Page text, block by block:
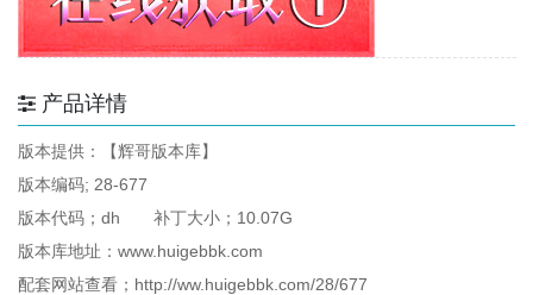
产品详情
版本提供：【辉哥版本库】
版本编码; 28-677
版本代码；dh 补丁大小；10.07G
版本库地址：www.huigebbk.com
配套网站查看；http://ww.huigebbk.com/28/677